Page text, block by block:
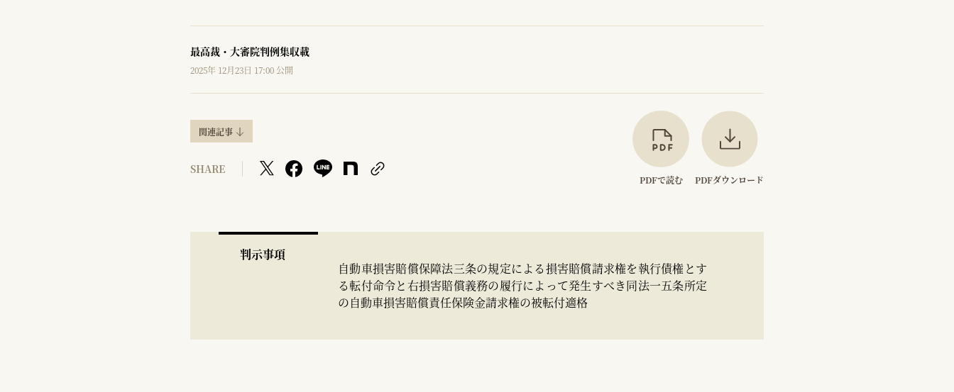
最高裁・大審院判例集収載
2025年 12月23日 17:00 公開
関連記事
SHARE
PDFで読む PDFダウンロード
判示事項
自動車損害賠償保障法三条の規定による損害賠償請求権を執行債権とす
る転付命令と右損害賠償義務の履行によって発生すべき同法一五条所定
の自動車損害賠償責任保険金請求権の被転付適格